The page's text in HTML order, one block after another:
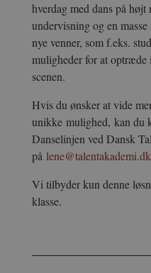
hverdag med dans på
undervisning og en
nye venner, som f.eks.
muligheder for at
scenen.
Hvis du ønsker at vide
unikke mulighed, kan du
Danselinjen ved Dansk
på lene@talentakademi.dk
Vi tilbyder kun denne
klasse.